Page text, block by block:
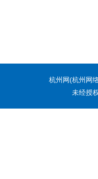
杭州网(杭州网
未经授